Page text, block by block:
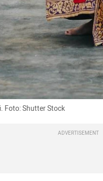
Foto: Shutter Stock
ADVERTISEMENT